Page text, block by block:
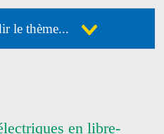
?
le thème...
en libre-